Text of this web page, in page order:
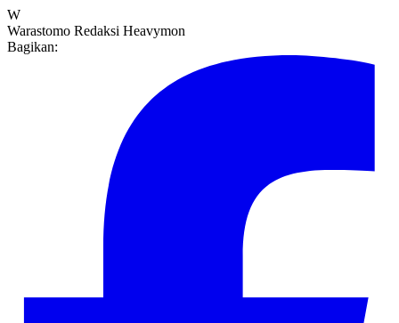
W
Warastomo Redaksi Heavymon
Bagikan: